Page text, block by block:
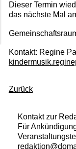
Dieser Termin
das nächste Mal
Kontakt: Regine
Zurück
Kontakt zur
Für